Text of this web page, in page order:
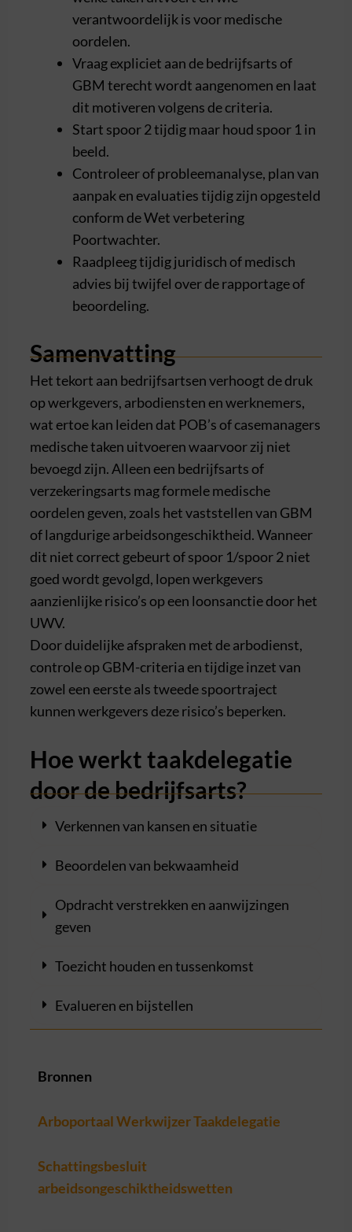
verantwoordelijk is voor medische
oordelen.
Vraag expliciet aan de bedrijfsarts of
GBM terecht wordt aangenomen en laat
dit motiveren volgens de criteria.
Start spoor 2 tijdig maar houd spoor 1 in
beeld.
Controleer of probleemanalyse, plan van
aanpak en evaluaties tijdig zijn opgesteld
conform de Wet verbetering
Poortwachter.
Raadpleeg tijdig juridisch of medisch
advies bij twijfel over de rapportage of
beoordeling.
Samenvatting
Het tekort aan bedrijfsartsen verhoogt de druk
op werkgevers, arbodiensten en werknemers,
wat ertoe kan leiden dat POB’s of casemanagers
medische taken uitvoeren waarvoor zij niet
bevoegd zijn. Alleen een bedrijfsarts of
verzekeringsarts mag formele medische
oordelen geven, zoals het vaststellen van GBM
of langdurige arbeidsongeschiktheid. Wanneer
dit niet correct gebeurt of spoor 1/spoor 2 niet
goed wordt gevolgd, lopen werkgevers
aanzienlijke risico’s op een loonsanctie door het
UWV.
Door duidelijke afspraken met de arbodienst,
controle op GBM-criteria en tijdige inzet van
zowel een eerste als tweede spoortraject
kunnen werkgevers deze risico’s beperken.
Hoe werkt taakdelegatie
door de bedrijfsarts?
Verkennen van kansen en situatie
Beoordelen van bekwaamheid
Opdracht verstrekken en aanwijzingen
geven
Toezicht houden en tussenkomst
Evalueren en bijstellen
Bronnen
Arboportaal Werkwijzer Taakdelegatie
Schattingsbesluit
arbeidsongeschiktheidswetten